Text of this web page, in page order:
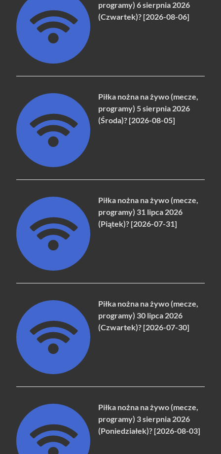
programy) 6 sierpnia 2026
(Czwartek)? [2026-08-06]
Piłka nożna na żywo (mecze,
programy) 5 sierpnia 2026
(Środa)? [2026-08-05]
Piłka nożna na żywo (mecze,
programy) 31 lipca 2026
(Piątek)? [2026-07-31]
Piłka nożna na żywo (mecze,
programy) 30 lipca 2026
(Czwartek)? [2026-07-30]
Piłka nożna na żywo (mecze,
programy) 3 sierpnia 2026
(Poniedziałek)? [2026-08-03]